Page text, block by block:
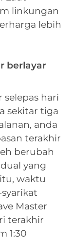
linkungan
lebih
berlayar
selepas hari
sekitar tiga
anda
terakhir
berubah
yang
waktu
Master
terakhir
1:30